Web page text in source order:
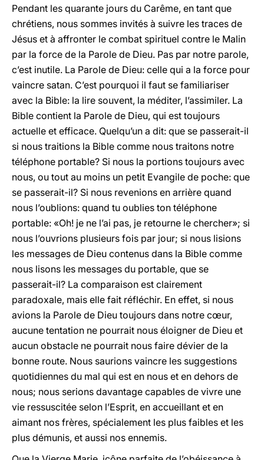
Pendant les quarante jours du Carême, en tant que
chrétiens, nous sommes invités à suivre les traces de
Jésus et à affronter le combat spirituel contre le Malin
par la force de la Parole de Dieu. Pas par notre parole,
c’est inutile. La Parole de Dieu: celle qui a la force pour
vaincre satan. C’est pourquoi il faut se familiariser
avec la Bible: la lire souvent, la méditer, l’assimiler. La
Bible contient la Parole de Dieu, qui est toujours
actuelle et efficace. Quelqu’un a dit: que se passerait-il
si nous traitions la Bible comme nous traitons notre
téléphone portable? Si nous la portions toujours avec
nous, ou tout au moins un petit Evangile de poche: que
se passerait-il? Si nous revenions en arrière quand
nous l’oublions: quand tu oublies ton téléphone
portable: «Oh! je ne l’ai pas, je retourne le chercher»; si
nous l’ouvrions plusieurs fois par jour; si nous lisions
les messages de Dieu contenus dans la Bible comme
nous lisons les messages du portable, que se
passerait-il? La comparaison est clairement
paradoxale, mais elle fait réfléchir. En effet, si nous
avions la Parole de Dieu toujours dans notre cœur,
aucune tentation ne pourrait nous éloigner de Dieu et
aucun obstacle ne pourrait nous faire dévier de la
bonne route. Nous saurions vaincre les suggestions
quotidiennes du mal qui est en nous et en dehors de
nous; nous serions davantage capables de vivre une
vie ressuscitée selon l’Esprit, en accueillant et en
aimant nos frères, spécialement les plus faibles et les
plus démunis, et aussi nos ennemis.